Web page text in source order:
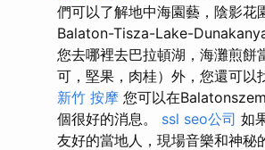
們可以了解地中海園藝，陰影花
Balaton-Tisza-Lake-
您去哪裡去巴拉頓湖，海灘煎餅
可，堅果，肉桂）外，您還可以
新竹 按摩 您可以在
個很好的消息。 ssl seo公司 如
友好的當地人，現場音樂和神秘